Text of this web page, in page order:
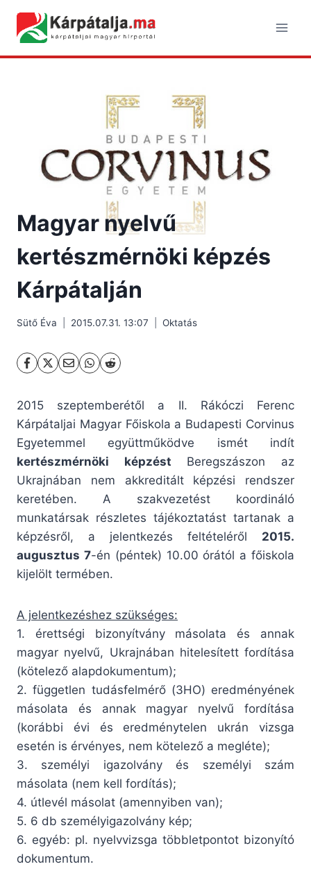
content
Magyar nyelvű
kertészmérnöki képzés
Kárpátalján
Sütő Éva 2015.07.31. 13:07 Oktatás
2015 szeptemberétől a II. Rákóczi Ferenc
Kárpátaljai Magyar Főiskola a Budapesti Corvinus
Egyetemmel együttműködve ismét indít
kertészmérnöki képzést Beregszászon az
Ukrajnában nem akkreditált képzési rendszer
keretében. A szakvezetést koordináló
munkatársak részletes tájékoztatást tartanak a
képzésről, a jelentkezés feltételéről 2015.
augusztus 7-én (péntek) 10.00 órától a főiskola
kijelölt termében.
A jelentkezéshez szükséges:
1. érettségi bizonyítvány másolata és annak
magyar nyelvű, Ukrajnában hitelesített fordítása
(kötelező alapdokumentum);
2. független tudásfelmérő (ЗНО) eredményének
másolata és annak magyar nyelvű fordítása
(korábbi évi és eredménytelen ukrán vizsga
esetén is érvényes, nem kötelező a megléte);
3. személyi igazolvány és személyi szám
másolata (nem kell fordítás);
4. útlevél másolat (amennyiben van);
5. 6 db személyigazolvány kép;
6. egyéb: pl. nyelvvizsga többletpontot bizonyító
dokumentum.